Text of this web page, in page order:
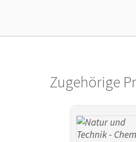
Bertels, Nina; Eilks, Ingo; Leerhoff,
Bettina; Witteck, Torsten;
Zugehörige